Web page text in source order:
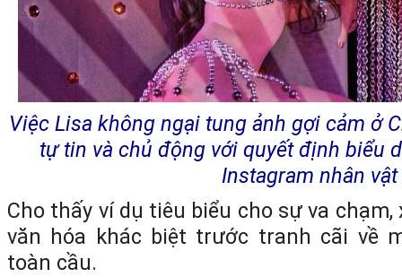
Việc Lisa không ngại tung ảnh gợi cảm ở
tự tin và chủ động với quyết định biểu
Instagram nhân vật
Cho thấy ví dụ tiêu biểu cho sự va
văn hóa khác biệt trước tranh cãi về
toàn cầu.